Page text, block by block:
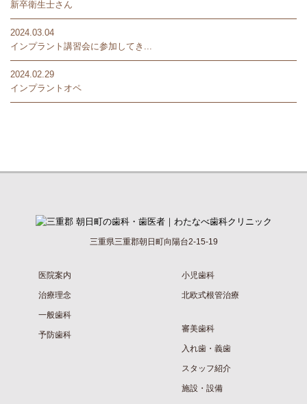
新卒衛生士さん
2024.03.04
インプラント講習会に参加してき...
2024.02.29
インプラントオペ
三重県三重郡朝日町向陽台2-15-19
医院案内
治療理念
一般歯科
予防歯科
小児歯科
北欧式根管治療
審美歯科
入れ歯・義歯
スタッフ紹介
施設・設備